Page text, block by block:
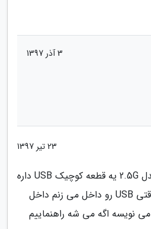
3 آذر 1397
23 تیر 1397
سلام من یه ماوس دارم مدل 2.5G یه قطعه کوچیک USB داره
قبلا درست بود ولی الان وقتی USB رو داخل می زنم داخل
دیوایس ها unspecified می نویسه اگه می شه راهنماییم